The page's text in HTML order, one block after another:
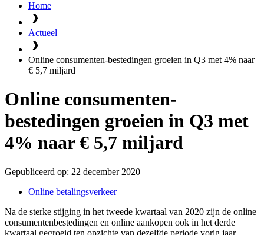
Home
Actueel
Online consumenten-bestedingen groeien in Q3 met 4% naar
€ 5,7 miljard
Online consumenten-
bestedingen groeien in Q3 met
4% naar € 5,7 miljard
Gepubliceerd op: 22 december 2020
Online betalingsverkeer
Na de sterke stijging in het tweede kwartaal van 2020 zijn de online
consumentenbestedingen en online aankopen ook in het derde
kwartaal gegroeid ten opzichte van dezelfde periode vorig jaar.